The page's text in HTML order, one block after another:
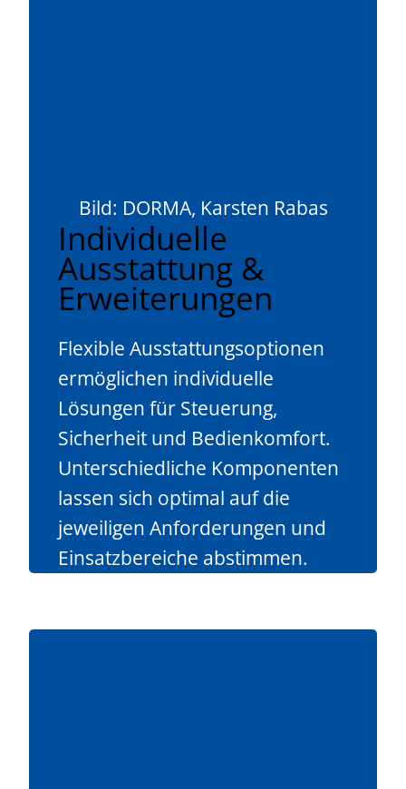
Bild: DORMA, Karsten Rabas
Individuelle
Ausstattung &
Erweiterungen
Flexible Ausstattungsoptionen
ermöglichen individuelle
Lösungen für Steuerung,
Sicherheit und Bedienkomfort.
Unterschiedliche Komponenten
lassen sich optimal auf die
jeweiligen Anforderungen und
Einsatzbereiche abstimmen.